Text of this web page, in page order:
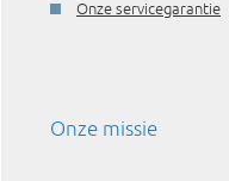
Onze servicegarantie
Onze missie